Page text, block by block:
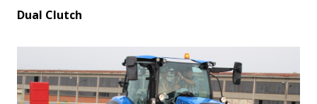
Dual Clutch